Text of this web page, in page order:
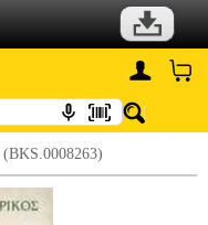
(BKS.0008263)